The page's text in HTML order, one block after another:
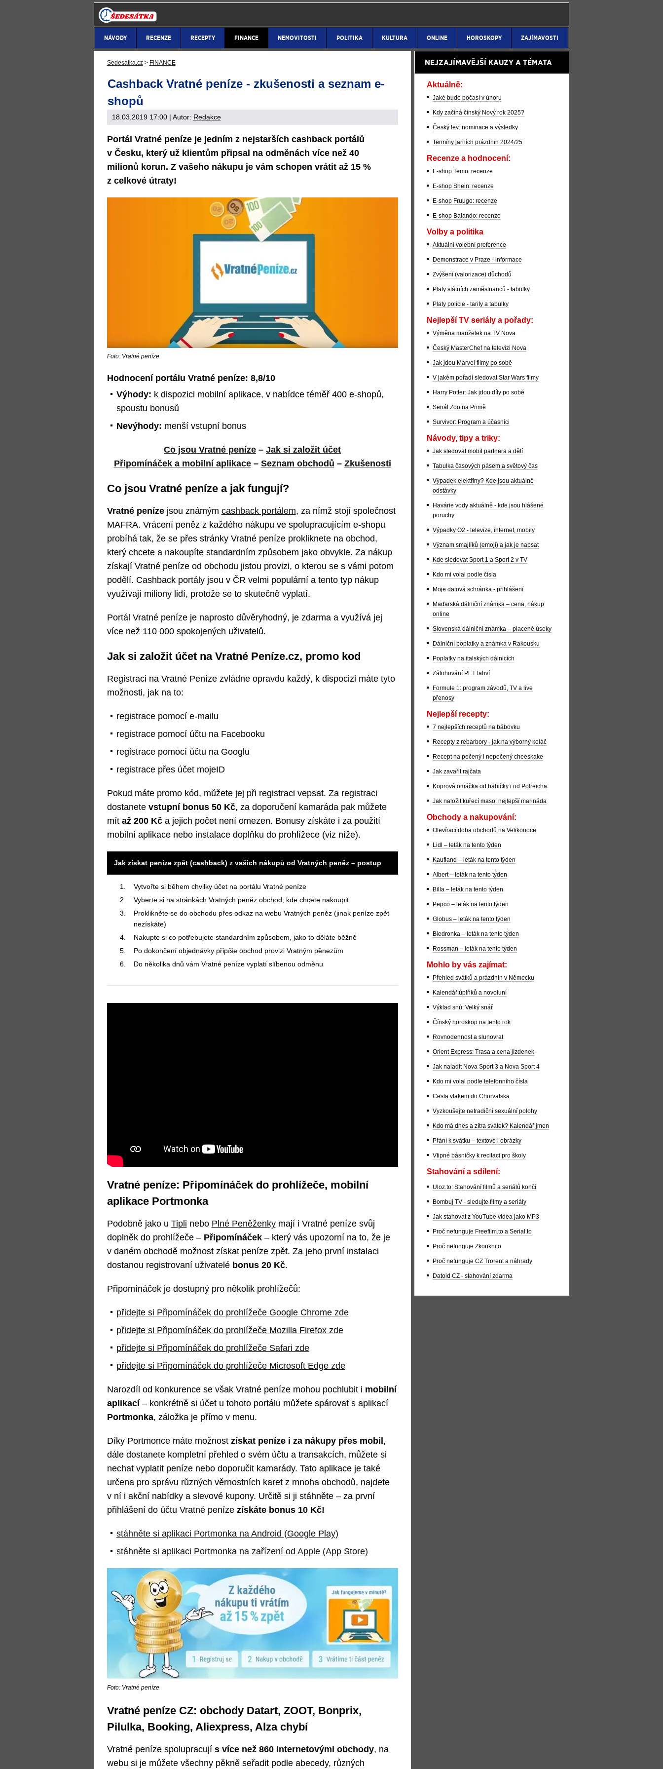
NÁVODY RECENZE RECEPTY FINANCE NEMOVITOSTI POLITIKA KULTURA ONLINE HOROSKOPY ZAJÍMAVOSTI
Sedesatka.cz > FINANCE
Cashback Vratné peníze - zkušenosti a seznam e-
shopů
18.03.2019 17:00| Autor: Redakce
Portál Vratné peníze je jedním z nejstarších cashback portálů
v Česku, který už klientům připsal na odměnách více než 40
milionů korun. Z vašeho nákupu je vám schopen vrátit až 15 %
z celkové útraty!
Foto: Vratné peníze
Hodnocení portálu Vratné peníze: 8,8/10
Výhody: k dispozici mobilní aplikace, v nabídce téměř 400 e-shopů,
spoustu bonusů
Nevýhody: menší vstupní bonus
Co jsou Vratné peníze – Jak si založit účet
Připomínáček a mobilní aplikace– Seznam obchodů – Zkušenosti
Co jsou Vratné peníze a jak fungují?
Vratné penízejsou známým cashback portálem, za nímž stojí společnost
MAFRA. Vrácení peněz z každého nákupu ve spolupracujícím e-shopu
probíhá tak, že se přes stránky Vratné peníze prokliknete na obchod,
který chcete a nakoupíte standardním způsobem jako obvykle. Za nákup
získají Vratné peníze od obchodu jistou provizi, o kterou se s vámi potom
podělí. Cashback portály jsou v ČR velmi populární a tento typ nákup
využívají miliony lidí, protože se to skutečně vyplatí.
Portál Vratné peníze je naprosto důvěryhodný, je zdarma a využívá jej
více než 110 000 spokojených uživatelů.
Jak si založit účet na Vratné Peníze.cz, promo kod
Registraci na Vratné Peníze zvládne opravdu každý, k dispocizi máte tyto
možnosti, jak na to:
registrace pomocí e-mailu
registrace pomocí účtu na Facebooku
registrace pomocí účtu na Googlu
registrace přes účet mojeID
Pokud máte promo kód, můžete jej při registraci vepsat. Za registraci
dostanete vstupní bonus 50 Kč, za doporučení kamaráda pak můžete
mít až 200 Kč a jejich počet není omezen. Bonusy získáte i za použití
mobilní aplikace nebo instalace doplňku do prohlížece (viz níže).
Jak získat peníze zpět (cashback) z vašich nákupů od Vratných peněz – postup
Vytvořte si během chvilky účet na portálu Vratné peníze
Vyberte si na stránkách Vratných peněz obchod, kde chcete nakoupit
Proklikněte se do obchodu přes odkaz na webu Vratných peněz (jinak peníze zpět
nezískáte)
Nakupte si co potřebujete standardním způsobem, jako to děláte běžně
Po dokončení objednávky připíše obchod provizi Vratným pěnezům
Do několika dnů vám Vratné peníze vyplatí slíbenou odměnu
Vratné peníze: Připomínáček do prohlížeče, mobilní
aplikace Portmonka
Podobně jako u Tipli nebo Plné Peněženkymají i Vratné peníze svůj
doplněk do prohlížeče – Připomínáček– který vás upozorní na to, že je
v daném obchodě možnost získat peníze zpět. Za jeho první instalaci
dostanou registrovaní uživatelé bonus 20 Kč.
Připomínáček je dostupný pro několik prohlížečů:
přidejte si Připomínáček do prohlížeče Google Chrome zde
přidejte si Připomínáček do prohlížeče Mozilla Firefox zde
přidejte si Připomínáček do prohlížeče Safari zde
přidejte si Připomínáček do prohlížeče Microsoft Edge zde
Narozdíl od konkurence se však Vratné peníze mohou pochlubit i mobilní
aplikací– konkrétně si účet u tohoto portálu můžete spárovat s aplikací
Portmonka, záložka je přímo v menu.
Díky Portmonce máte možnost získat peníze i za nákupy přes mobil,
dále dostanete kompletní přehled o svém účtu a transakcích, můžete si
nechat vyplatit peníze nebo doporučit kamarády. Tato aplikace je také
určena pro správu různých věrnostních karet z mnoha obchodů, najdete
v ní i akční nabídky a slevové kupony. Určitě si ji stáhněte – za první
přihlášení do účtu Vratné peníze získáte bonus 10 Kč!
stáhněte si aplikaci Portmonka na Android (Google Play)
stáhněte si aplikaci Portmonka na zařízení od Apple (App Store)
Foto: Vratné peníze
Vratné peníze CZ: obchody Datart, ZOOT, Bonprix,
Pilulka, Booking, Aliexpress, Alza chybí
Vratné peníze spolupracují s více než 860 internetovými obchody, na
webu si je můžete všechny pěkně seřadit podle abecedy, různých
NEJZAJÍMAVĚJŠÍ KAUZY A TÉMATA
Aktuálně:
Jaké bude počasí v únoru
Kdy začíná čínský Nový rok 2025?
Český lev: nominace a výsledky
Termíny jarních prázdnin 2024/25
Recenze a hodnocení:
E-shop Temu: recenze
E-shop Shein: recenze
E-shop Fruugo: recenze
E-shop Balando: recenze
Volby a politika
Aktuální volební preference
Demonstrace v Praze - informace
Zvýšení (valorizace) důchodů
Platy státních zaměstnanců - tabulky
Platy policie - tarify a tabulky
Nejlepší TV seriály a pořady:
Výměna manželek na TV Nova
Český MasterChef na televizi Nova
Jak jdou Marvel filmy po sobě
V jakém pořadí sledovat Star Wars filmy
Harry Potter: Jak jdou díly po sobě
Seriál Zoo na Primě
Survivor: Program a účasníci
Návody, tipy a triky:
Jak sledovat mobil partnera a dětí
Tabulka časových pásem a světový čas
Výpadek elektřiny? Kde jsou aktuálně
odstávky
Havárie vody aktuálně - kde jsou hlášené
poruchy
Výpadky O2 - televize, internet, mobily
Význam smajlíků (emoji) a jak je napsat
Kde sledovat Sport 1 a Sport 2 v TV
Kdo mi volal podle čísla
Moje datová schránka - přihlášení
Maďarská dálniční známka – cena, nákup
online
Slovenská dálniční známka – placené úseky
Dálniční poplatky a známka v Rakousku
Poplatky na italských dálnicích
Zálohování PET lahví
Formule 1: program závodů, TV a live
přenosy
Nejlepší recepty:
7 nejlepších receptů na bábovku
Recepty z rebarbory - jak na výborný koláč
Recept na pečený i nepečený cheeskake
Jak zavařit rajčata
Koprová omáčka od babičky i od Polreicha
Jak naložit kuřecí maso: nejlepší marináda
Obchody a nakupování:
Otevírací doba obchodů na Velikonoce
Lidl – leták na tento týden
Kaufland – leták na tento týden
Albert – leták na tento týden
Billa – leták na tento týden
Pepco – leták na tento týden
Globus – leták na tento týden
Biedronka – leták na tento týden
Rossman – leták na tento týden
Mohlo by vás zajímat:
Přehled svátků a prázdnin v Německu
Kalendář úplňků a novoluní
Výklad snů: Velký snář
Čínský horoskop na tento rok
Rovnodennost a slunovrat
Orient Express: Trasa a cena jízdenek
Jak naladit Nova Sport 3 a Nova Sport 4
Kdo mi volal podle telefonního čísla
Cesta vlakem do Chorvatska
Vyzkoušejte netradiční sexuální polohy
Kdo má dnes a zítra svátek? Kalendář jmen
Přání k svátku – textové i obrázky
Vtipné básničky k recitaci pro školy
Stahování a sdílení:
Uloz.to: Stahování filmů a seriálů končí
Bombuj TV - sledujte filmy a seriály
Jak stahovat z YouTube videa jako MP3
Proč nefunguje Freefilm.to a Serial.to
Proč nefunguje Zkouknito
Proč nefunguje CZ Trorent a náhrady
Datoid CZ - stahování zdarma